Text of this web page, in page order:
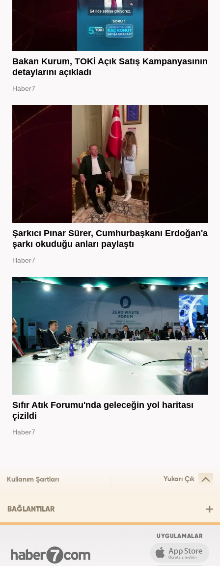
Bakan Kurum, TOKİ Açık Satış Kampanyasının
detaylarını açıkladı
Haber7
Şarkıcı Pınar Sürer, Cumhurbaşkanı Erdoğan'a
şarkı okuduğu anları paylaştı
Haber7
Sıfır Atık Forumu'nda geleceğin yol haritası
çizildi
Haber7
Kullanım Şartları Yukarı Çık
BAĞLANTILAR
UYGULAMALAR